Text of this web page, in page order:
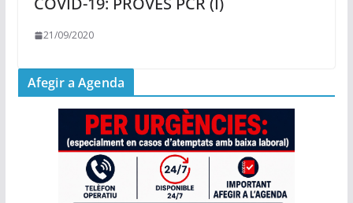
21/09/2020
Afegir a Agenda